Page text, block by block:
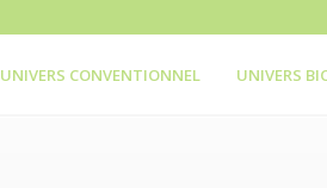
UNIVERS CONVENTIONNEL UNIVERS